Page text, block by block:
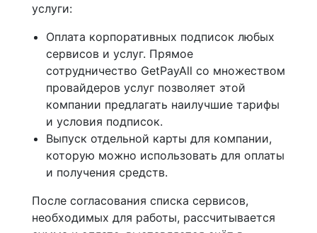
услуги:
Оплата корпоративных подписок любых
сервисов и услуг. Прямое
сотрудничество GetPayAll со множеством
провайдеров услуг позволяет этой
компании предлагать наилучшие тарифы
и условия подписок.
Выпуск отдельной карты для компании,
которую можно использовать для оплаты
и получения средств.
После согласования списка сервисов,
необходимых для работы, рассчитывается